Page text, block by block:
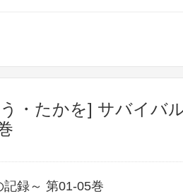
・たかを] サバイバ
録～ 第01-05巻